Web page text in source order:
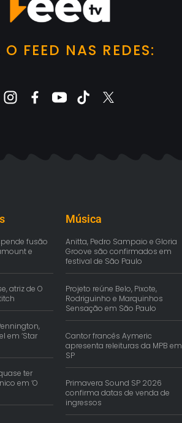
FEED NAS REDES:
fusão
e
atriz de O
em ‘Star
ter
em ‘O
Música
Anitta, Pedro Sampaio e Gloria
Groove são confirmados em
festival de São Paulo
Projeto reúne Belo, Pixote,
Rodriguinho e Marquinhos
Sensação em São Paulo
Cantor francês Aymeric
apresenta releituras da MPB em
SP
Primavera Sound SP 2026
confirma datas de venda de
ingressos